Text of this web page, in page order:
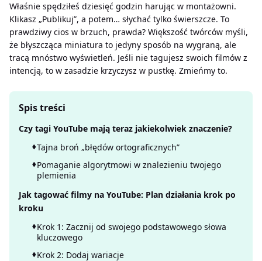
Właśnie spędziłeś dziesięć godzin harując w montażowni.
Klikasz „Publikuj”, a potem… słychać tylko świerszcze. To
prawdziwy cios w brzuch, prawda? Większość twórców myśli,
że błyszcząca miniatura to jedyny sposób na wygraną, ale
tracą mnóstwo wyświetleń. Jeśli nie tagujesz swoich filmów z
intencją, to w zasadzie krzyczysz w pustkę. Zmieńmy to.
Spis treści
Czy tagi YouTube mają teraz jakiekolwiek znaczenie?
Tajna broń „błędów ortograficznych”
Pomaganie algorytmowi w znalezieniu twojego
plemienia
Jak tagować filmy na YouTube: Plan działania krok po
kroku
Krok 1: Zacznij od swojego podstawowego słowa
kluczowego
Krok 2: Dodaj wariacje